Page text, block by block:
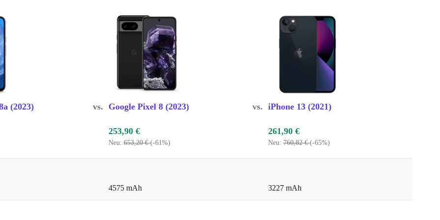
USB-C
Licht,
an deine
und der
Arbeit,
oder
gereinigt
(2023) vs. Google Pixel 8 (2023) vs. iPhone 13 (2021)
253,90 €
Neu: 653,20 €(-61%)
261,90 €
Neu: 760,82 €(-65%)
4575 mAh 3227 mAh